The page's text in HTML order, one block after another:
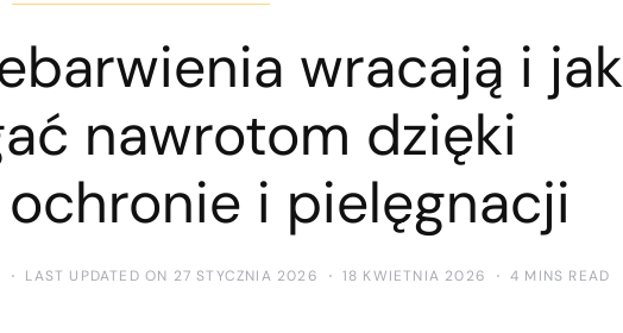
wracają i jak
nawrotom dzięki
i pielęgnacji
LAST UPDATED ON 27 STYCZNIA 2026 18 KWIETNIA 2026 4 MINS READ